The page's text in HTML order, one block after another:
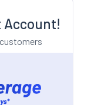
Account!